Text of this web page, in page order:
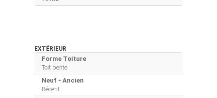
EXTÉRIEUR
Forme Toiture
Toit pente
Neuf - Ancien
Récent